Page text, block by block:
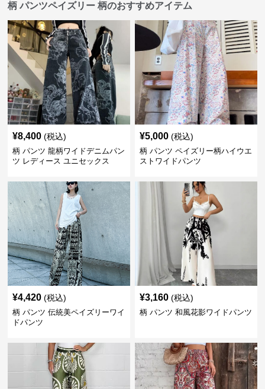
柄 パンツペイズリー 柄のおすすめアイテム
¥8,400 (税込)
柄 パンツ 龍柄ワイドデニムパン
ツ レディース ユニセックス
¥5,000 (税込)
柄 パンツ ペイズリー柄ハイウエ
ストワイドパンツ
¥4,420 (税込)
柄 パンツ 伝統美ペイズリーワイ
ドパンツ
¥3,160 (税込)
柄 パンツ 和風花影ワイドパンツ